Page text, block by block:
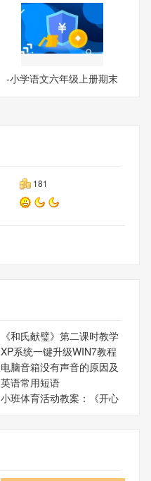
-小学语文六年级上册期末
181
《和氏献璧》第二课时教学
XP系统一键升级WIN7教程
电脑音箱没有声音的原因及
英语常用短语
小班体育活动教案：《开心